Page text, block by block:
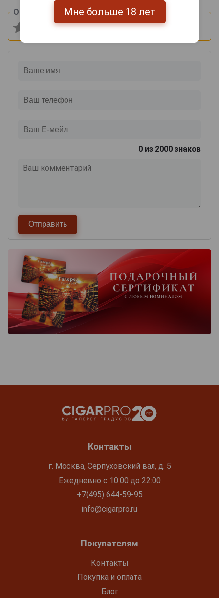
Оцените и напишите отзыв:
0 из 2000 знаков
Контакты
г. Москва, Серпуховский вал, д. 5
Ежедневно с 10:00 до 22:00
+7(495) 644-59-95
info@cigarpro.ru
Покупателям
Контакты
Покупка и оплата
Блог
Мне больше 18 лет